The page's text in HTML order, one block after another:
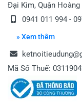
Đại Kim, Quận
0941 011 994 -
» Xem thêm
Mã Số Thuế: